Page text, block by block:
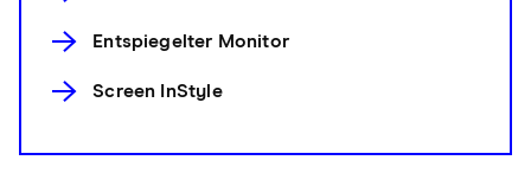
Entspiegelter Monitor
Screen InStyle